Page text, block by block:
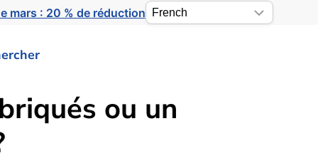
mars : 20 % de réduction
ou un